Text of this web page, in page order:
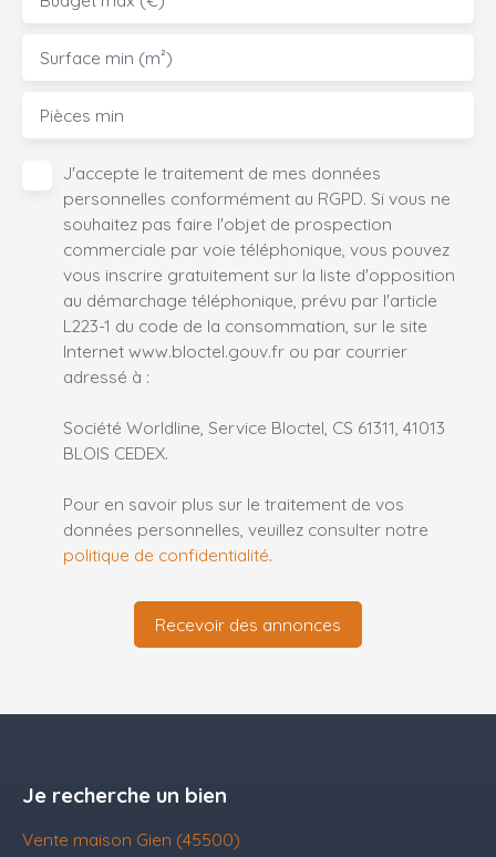
Surface min (m²)
Pièces min
J'accepte le traitement de mes données
personnelles conformément au RGPD. Si vous ne
souhaitez pas faire l'objet de prospection
commerciale par voie téléphonique, vous pouvez
vous inscrire gratuitement sur la liste d'opposition
au démarchage téléphonique, prévu par l'article
L223-1 du code de la consommation, sur le site
Internet www.bloctel.gouv.fr ou par courrier
adressé à :
Société Worldline, Service Bloctel, CS 61311, 41013
BLOIS CEDEX.
Pour en savoir plus sur le traitement de vos
données personnelles, veuillez consulter notre
politique de confidentialité.
Recevoir des annonces
Je recherche un bien
Vente maison Gien (45500)